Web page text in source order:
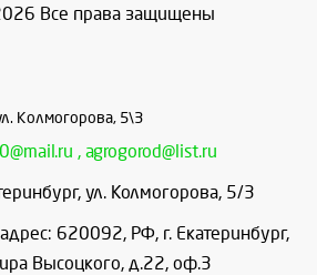
Все права защищены
Колмогорова, 5\3
, agrogorod@list.ru
, ул. Колмогорова, 5/3
620092, РФ, г. Екатеринбург,
Высоцкого, д.22, оф.3